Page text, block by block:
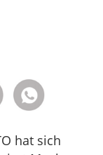
hat sich